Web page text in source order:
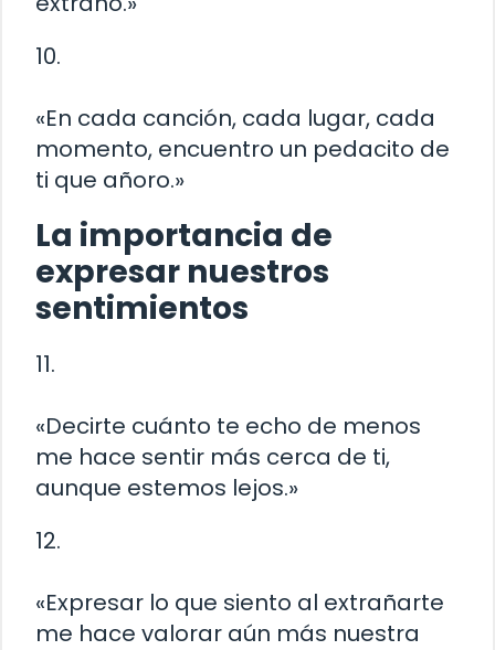
10.
«En cada canción, cada lugar, cada
momento, encuentro un pedacito de
ti que añoro.»
La importancia de
expresar nuestros
sentimientos
11.
«Decirte cuánto te echo de menos
me hace sentir más cerca de ti,
aunque estemos lejos.»
12.
«Expresar lo que siento al extrañarte
me hace valorar aún más nuestra